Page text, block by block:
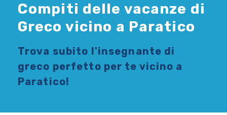
Compiti delle vacanze di
Greco vicino a Paratico
Trova subito l'insegnante di
greco perfetto per te vicino a
Paratico!